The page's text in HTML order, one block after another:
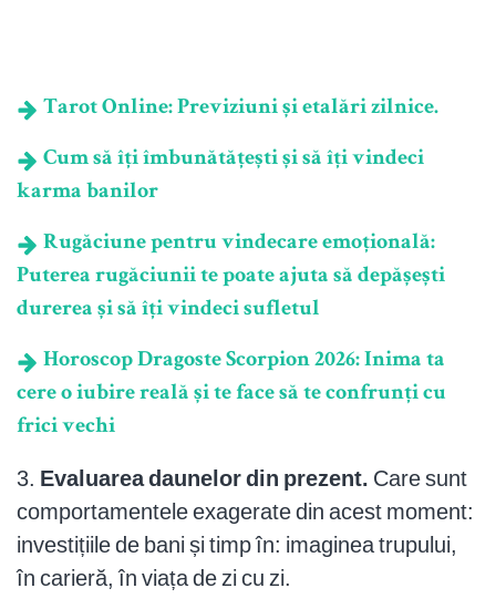
Tarot Online: Previziuni și etalări zilnice.
Cum să îți îmbunătățești și să îți vindeci
karma banilor
Rugăciune pentru vindecare emoțională:
Puterea rugăciunii te poate ajuta să depășești
durerea și să îți vindeci sufletul
Horoscop Dragoste Scorpion 2026: Inima ta
cere o iubire reală și te face să te confrunți cu
frici vechi
3. Evaluarea daunelor din prezent. Care sunt
comportamentele exagerate din acest moment:
investițiile de bani și timp în: imaginea trupului,
în carieră, în viața de zi cu zi.